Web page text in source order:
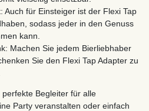
Auch für Einsteiger ist der Flexi Tap
sodass jeder in den Genuss
kann.
Machen Sie jedem Bierliebhaber
Sie den Flexi Tap Adapter zu
Begleiter für alle
Party veranstalten oder einfach